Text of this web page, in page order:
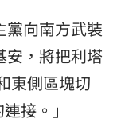
黨向南方武裝
安，將把利塔
東側區塊切
接。」